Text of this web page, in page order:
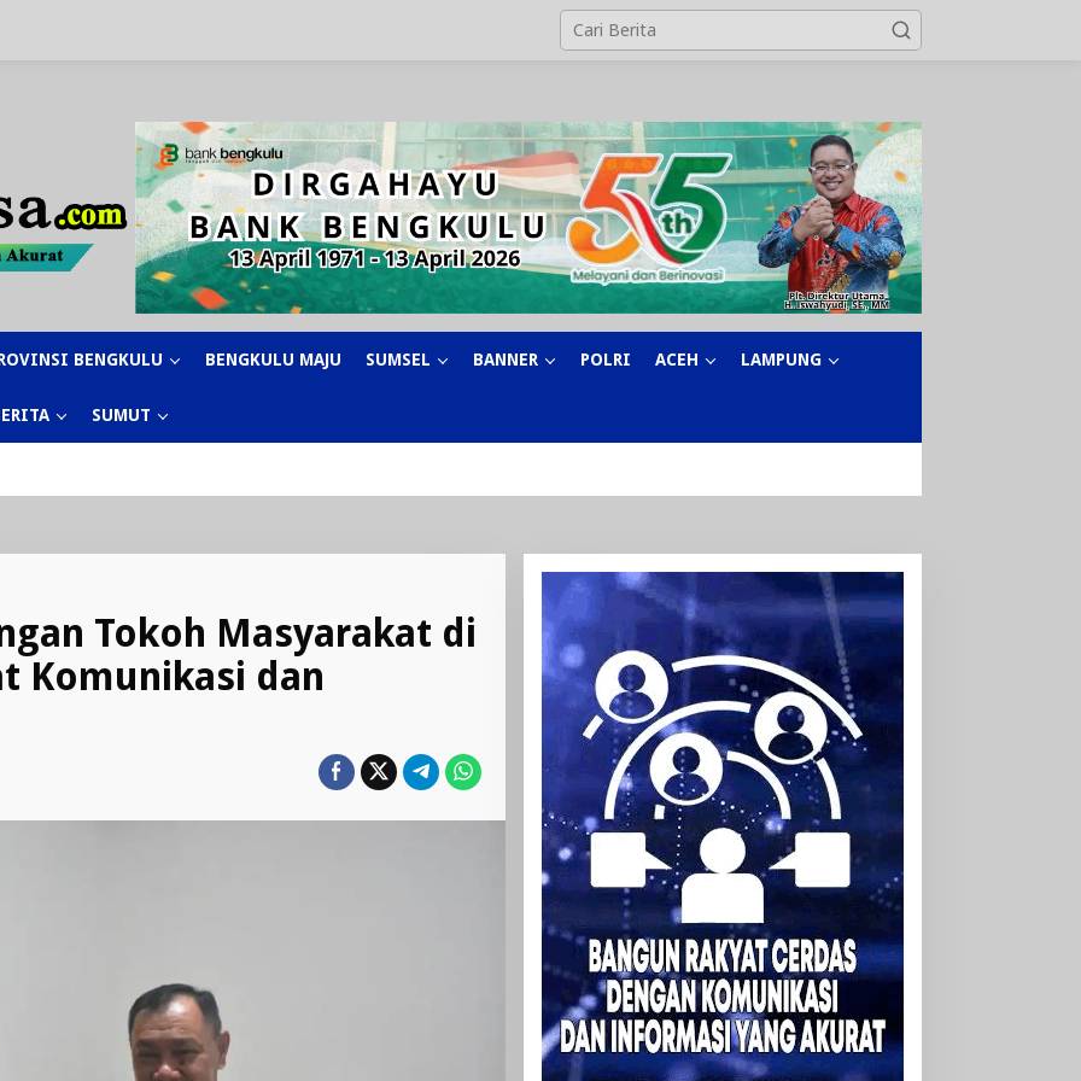
BENGKULU BENGKULU MAJU SUMSEL BANNER POLRI ACEH LAMPUNG
SUMUT
Tokoh Masyarakat di
Komunikasi dan